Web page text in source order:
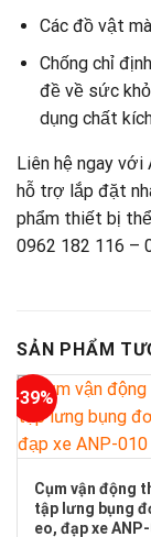
Các đồ vật
Chống chỉ
đề về sức
dụng chất
Liên hệ ngay
hỗ trợ lắp đặt
phẩm thiết bị
0962 182 116 –
SẢN PHẨM
-39%
Cụm vận động
tập lưng bụng
eo, đạp xe